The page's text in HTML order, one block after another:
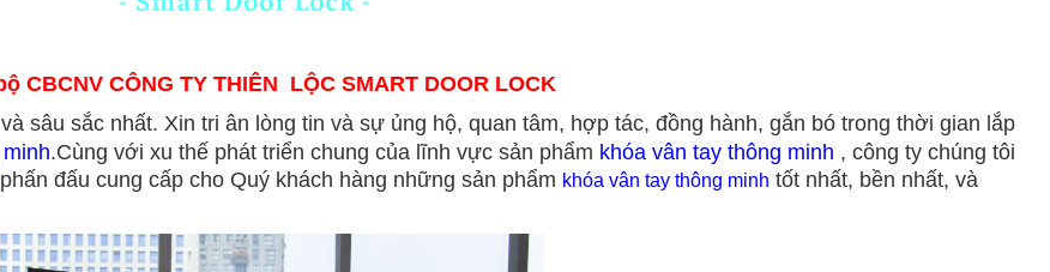
CBCNV CÔNG TY THIÊN LỘC SMART DOOR LOCK
sâu sắc nhất. Xin tri ân lòng tin và sự ủng hộ, quan tâm, hợp tác, đồng hành, gắn bó trong thời gian lắp
.Cùng với xu thế phát triển chung của lĩnh vực sản phẩm khóa vân tay thông minh , công ty chúng tôi
đấu cung cấp cho Quý khách hàng những sản phẩm khóa vân tay thông minh tốt nhất, bền nhất, và